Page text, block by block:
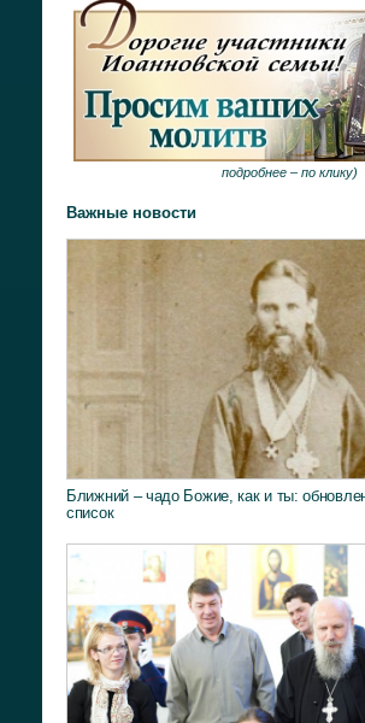
подробнее – по клику)
Важные новости
Ближний – чадо Божие, как и ты:
список